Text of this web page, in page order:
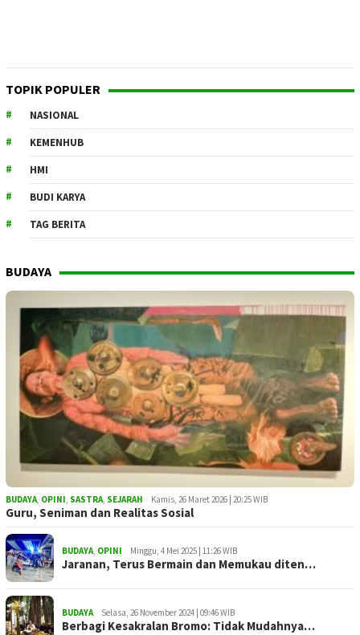
TOPIK POPULER
NASIONAL
KEMENHUB
HMI
BUDI KARYA
TAG BERITA
BUDAYA
BUDAYA, OPINI, SASTRA, SEJARAH Kamis, 26 Maret 2026 | 20:25 WIB
Guru, Seniman dan Realitas Sosial
BUDAYA, OPINI Minggu, 4 Mei 2025 | 11:26 WIB
Jaranan, Terus Bermain dan Memukau diten…
BUDAYA Selasa, 26 November 2024 | 09:46 WIB
Berbagi Kesakralan Bromo: Tidak Mudahnya…